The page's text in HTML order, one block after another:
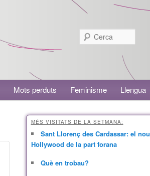
Mots perduts Feminisme Llengua
MÉS VISITATS DE LA SETMANA:
Sant Llorenç des Cardassar: el nou
Hollywood de la part forana
Què en trobau?